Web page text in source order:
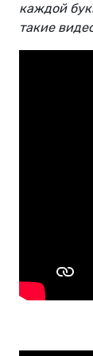
каждой
такие